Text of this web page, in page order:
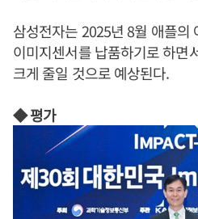
삼성전자는 2025년 8월 애플의
이미지센서를 납품하기로 하면
크게 줄일 것으로 예상된다.
◆ 평가